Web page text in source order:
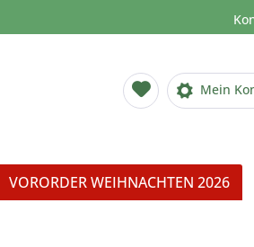
Mein
VORORDER WEIHNACHTEN 2026